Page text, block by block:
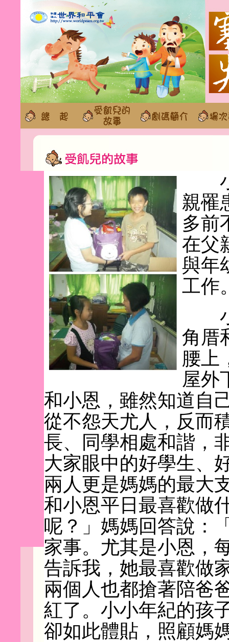
小
親罹
多前
在父
與年
工作
小
角厝
腰上
屋外
和小恩，雖然知道自
從不怨天尤人，反而
長、同學相處和諧，
大家眼中的好學生、
兩人更是媽媽的最大
和小恩平日最喜歡做
呢？」媽媽回答說：
家事。尤其是小恩，
告訴我，她最喜歡做
兩個人也都搶著陪爸
紅了。小小年紀的孩
卻如此體貼，照顧媽